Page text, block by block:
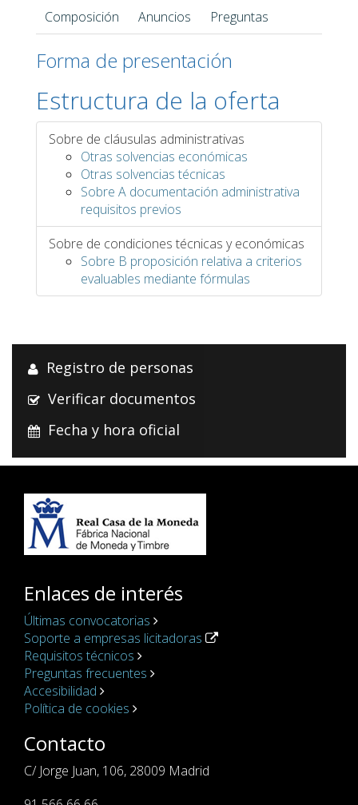
Composición
Anuncios Preguntas
Forma de presentación
Estructura de la oferta
Sobre de cláusulas administrativas
Otras solvencias económicas
Otras solvencias técnicas
Sobre A documentación administrativa
requisitos previos
Sobre de condiciones técnicas y económicas
Sobre B proposición relativa a criterios
evaluables mediante fórmulas
Registro de personas
Verificar documentos
Fecha y hora oficial
Enlaces de interés
Últimas convocatorias
Soporte a empresas licitadoras
Requisitos técnicos
Preguntas frecuentes
Accesibilidad
Política de cookies
Contacto
C/ Jorge Juan, 106, 28009 Madrid